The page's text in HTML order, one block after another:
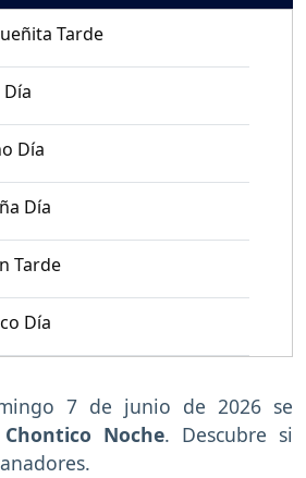
Tarde
Día
Día
Tarde
Día
7 de junio de 2026 se
Chontico Noche. Descubre si